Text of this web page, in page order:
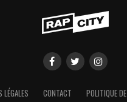
LÉGALES CONTACT POLITIQUE